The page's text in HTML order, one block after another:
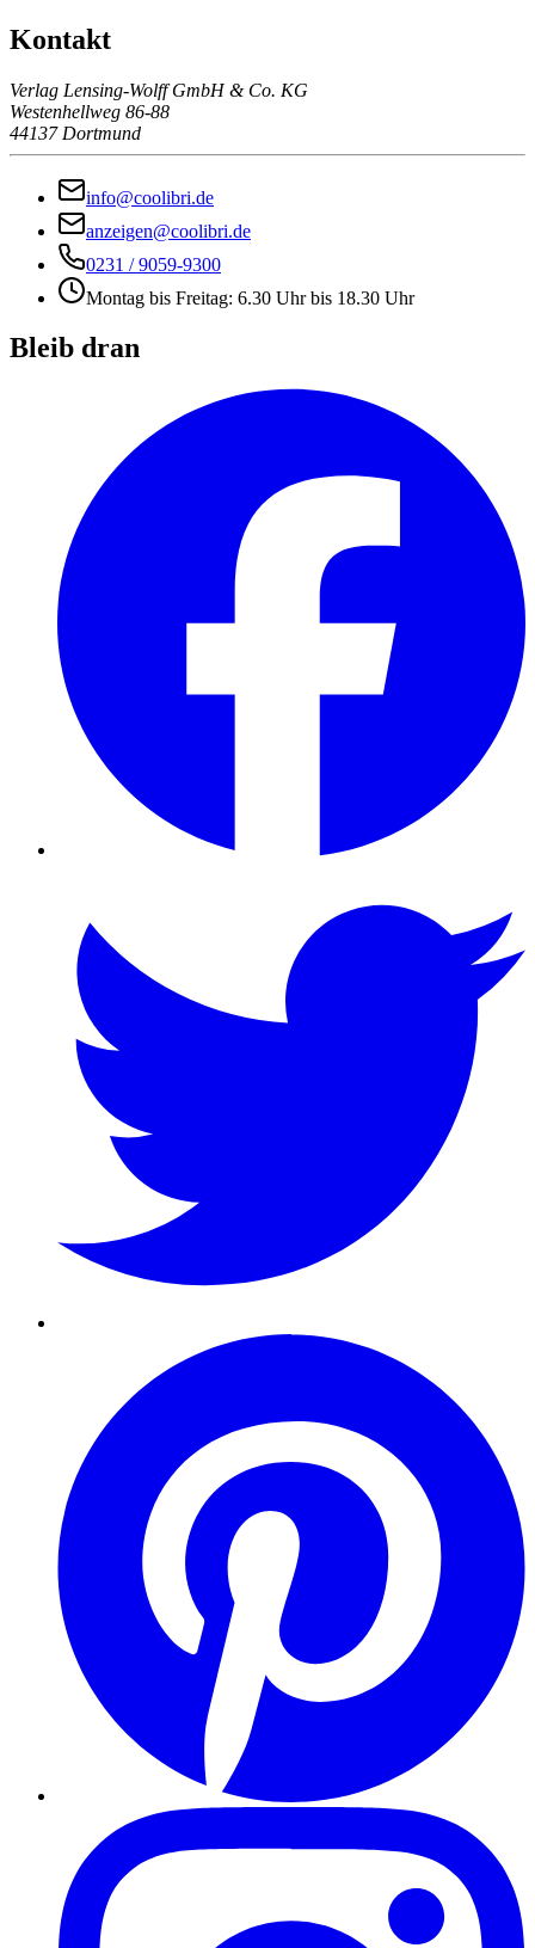
Kontakt
Verlag Lensing-Wolff GmbH & Co. KG
Westenhellweg 86-88
44137 Dortmund
info@coolibri.de
anzeigen@coolibri.de
0231 / 9059-9300
Montag bis Freitag: 6.30 Uhr bis 18.30 Uhr
Bleib dran